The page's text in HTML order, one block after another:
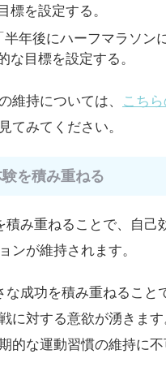
標を設定する。
半年後にハーフマラソン
な目標を設定する。
維持については、 こち
てみてください。
を積み重ねる
積み重ねることで、自己
ンが維持されます。
な成功を積み重ねること
に対する意欲が湧きま
的な運動習慣の維持に不